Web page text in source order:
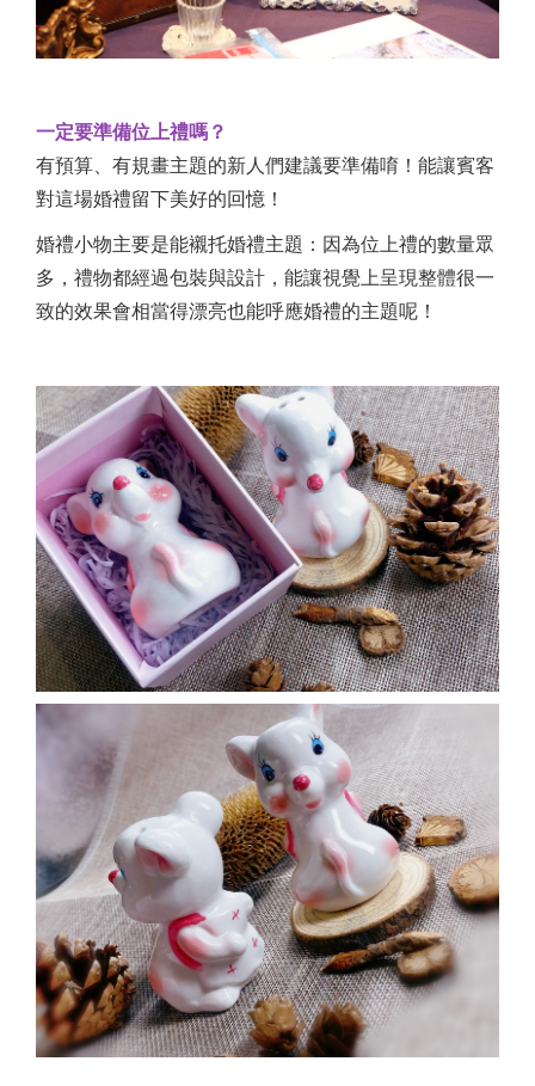
一定要準備位上禮嗎？
有預算、有規畫主題的新人們建議要準備唷！能讓賓客
對這場婚禮留下美好的回憶！
婚禮小物主要是能襯托婚禮主題：因為位上禮的數量眾
多，禮物都經過包裝與設計，能讓視覺上呈現整體很一
致的效果會相當得漂亮也能呼應婚禮的主題呢！